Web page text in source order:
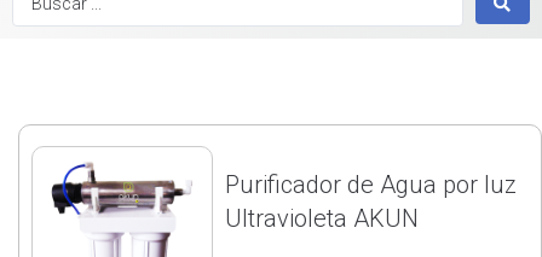
Purificador de Agua por luz
Ultravioleta AKUN